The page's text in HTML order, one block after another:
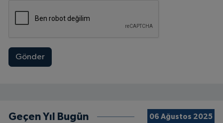
Gönder
Geçen Yıl Bugün 06 Ağustos 2025